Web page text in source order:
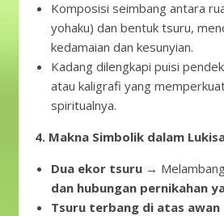
Komposisi seimbang antara
yohaku) dan bentuk tsuru,
kedamaian dan kesunyian.
Kadang dilengkapi puisi
atau kaligrafi yang
spiritualnya.
4. Makna Simbolik dalam
Dua ekor tsuru →
dan hubungan pernikahan
Tsuru terbang di atas awan